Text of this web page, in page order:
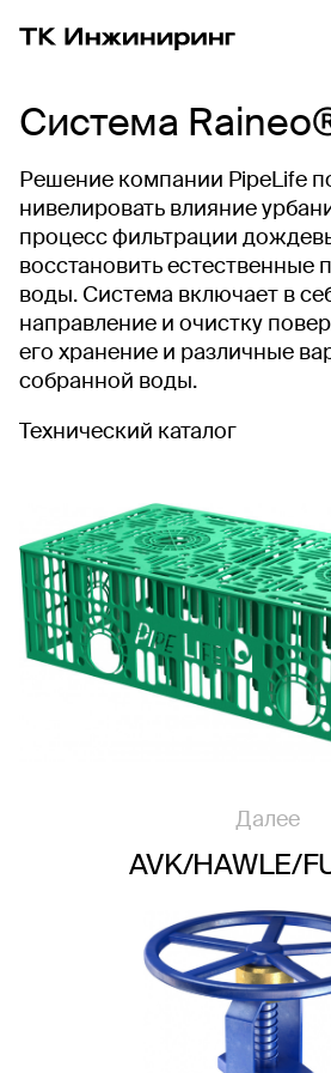
Система
Решение компании PipeLife
нивелировать влияние
процесс фильтрации
восстановить естественные
воды. Система включает в
направление и очистку
его хранение и различные
собранной воды.
Технический каталог
Далее
AVK/HAWLE/